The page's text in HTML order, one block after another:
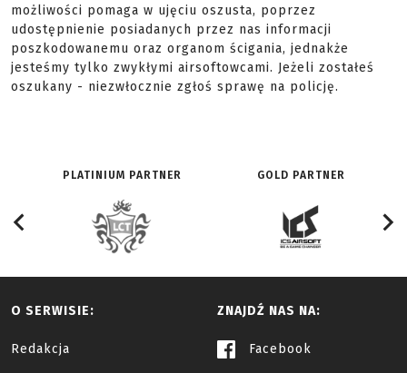
możliwości pomaga w ujęciu oszusta, poprzez
udostępnienie posiadanych przez nas informacji
poszkodowanemu oraz organom ścigania, jednakże
jesteśmy tylko zwykłymi airsoftowcami. Jeżeli zostałeś
oszukany - niezwłocznie zgłoś sprawę na policję.
PLATINIUM PARTNER GOLD PARTNER
O SERWISIE:
Redakcja
ZNAJDŹ NAS NA:
Facebook